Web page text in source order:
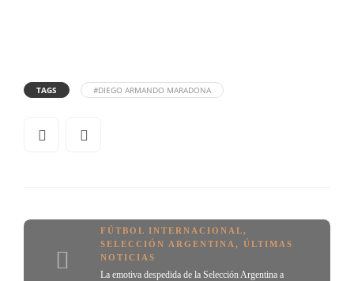
TAGS #DIEGO ARMANDO MARADONA
FÚTBOL INTERNACIONAL,
SELECCIÓN ARGENTINA , ÚLTIMAS
NOTICIAS
La emotiva despedida de la Selección Argentina a